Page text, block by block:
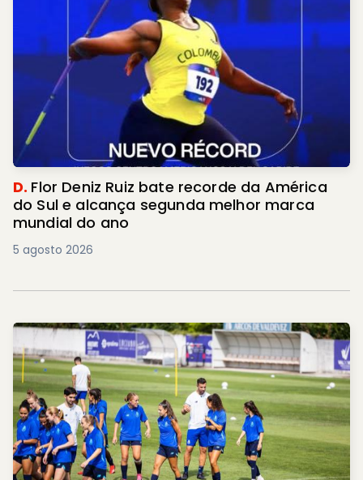
D. Flor Deniz Ruiz bate recorde da América
do Sul e alcança segunda melhor marca
mundial do ano
5 agosto 2026